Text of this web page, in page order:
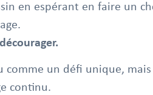
en espérant en faire un
comme un défi unique,
continu.